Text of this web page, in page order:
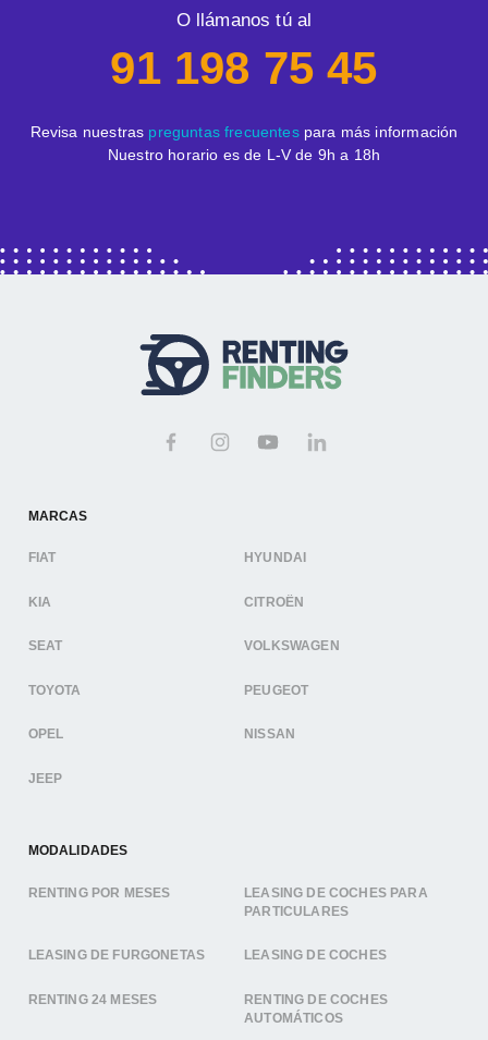
O llámanos tú al
91 198 75 45
Revisa nuestras preguntas frecuentespara más información
Nuestro horario es de L-V de 9h a 18h
MARCAS
FIAT HYUNDAI
KIA CITROËN
SEAT VOLKSWAGEN
TOYOTA PEUGEOT
OPEL NISSAN
JEEP
MODALIDADES
RENTING POR MESES
LEASING DE COCHES PARA
PARTICULARES
LEASING DE FURGONETAS LEASING DE COCHES
RENTING 24 MESES
RENTING DE COCHES
AUTOMÁTICOS